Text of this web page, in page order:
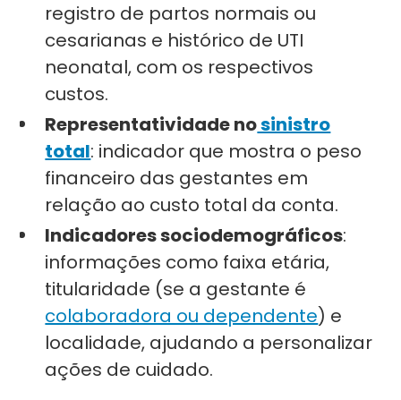
registro de partos normais ou
cesarianas e histórico de UTI
neonatal, com os respectivos
custos.
Representatividade nosinistro
total: indicador que mostra o peso
financeiro das gestantes em
relação ao custo total da conta.
Indicadores sociodemográficos:
informações como faixa etária,
titularidade (se a gestante é
colaboradora ou dependente) e
localidade, ajudando a personalizar
ações de cuidado.